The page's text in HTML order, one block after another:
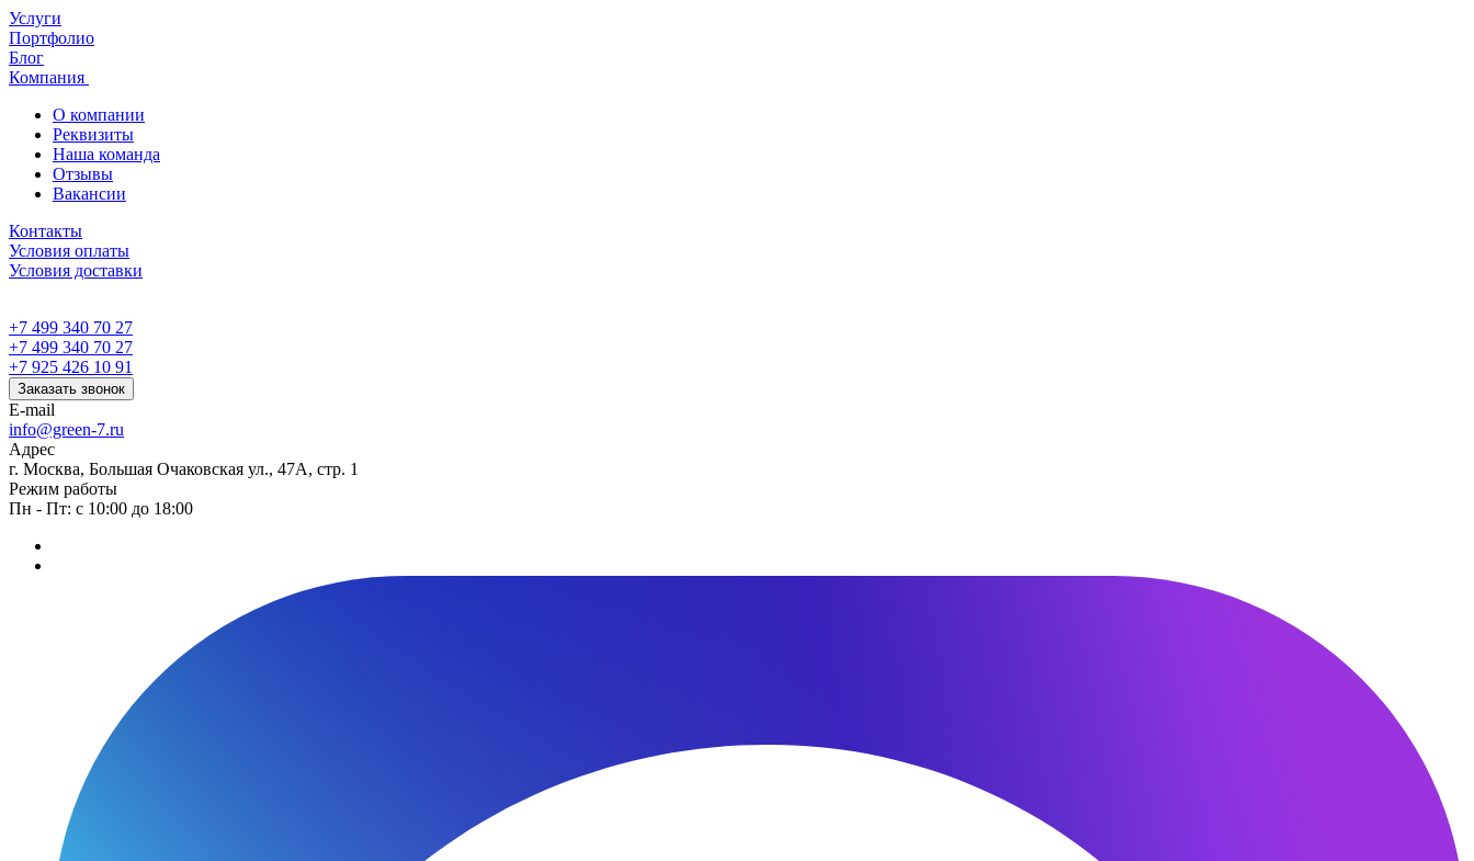
Услуги
Портфолио
Блог
Компания
О компании
Реквизиты
Наша команда
Отзывы
Вакансии
Контакты
Условия оплаты
Условия доставки
+7 499 340 70 27
+7 499 340 70 27
+7 925 426 10 91
Заказать звонок
E-mail
info@green-7.ru
Адрес
г. Москва, Большая Очаковская ул., 47А, стр. 1
Режим работы
Пн - Пт: с 10:00 до 18:00